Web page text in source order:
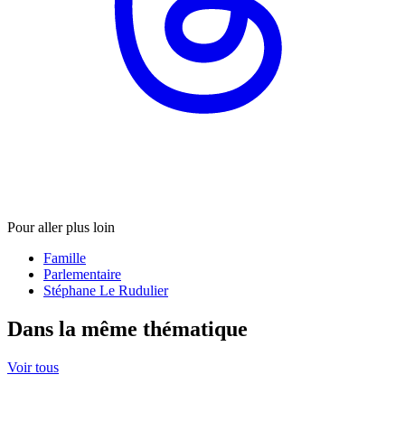
Pour aller plus loin
Famille
Parlementaire
Stéphane Le Rudulier
Dans la même thématique
Voir tous